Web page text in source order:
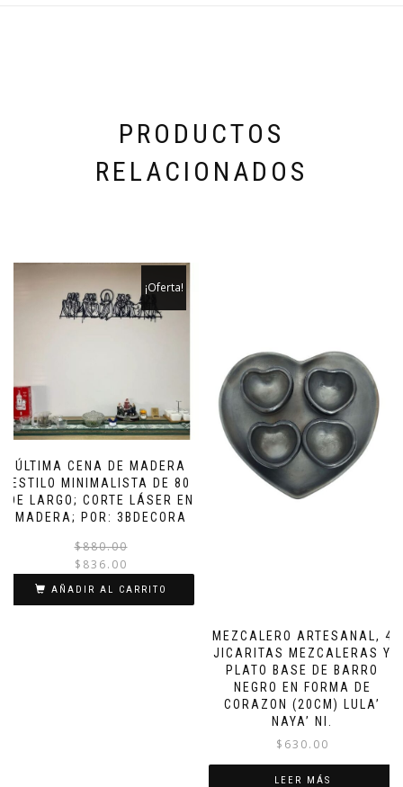
PRODUCTOS
RELACIONADOS
ÚLTIMA CENA DE MADERA
ESTILO MINIMALISTA DE 80
DE LARGO; CORTE LÁSER EN
MADERA; POR: 3BDECORA
¡Oferta!
$880.00
$ 836.00
AÑADIR AL CARRITO
MEZCALERO ARTESANAL, 4
JICARITAS MEZCALERAS Y
PLATO BASE DE BARRO
NEGRO EN FORMA DE
CORAZON (20CM) LULA’
NAYA’ NI.
$ 630.00
LEER MÁS